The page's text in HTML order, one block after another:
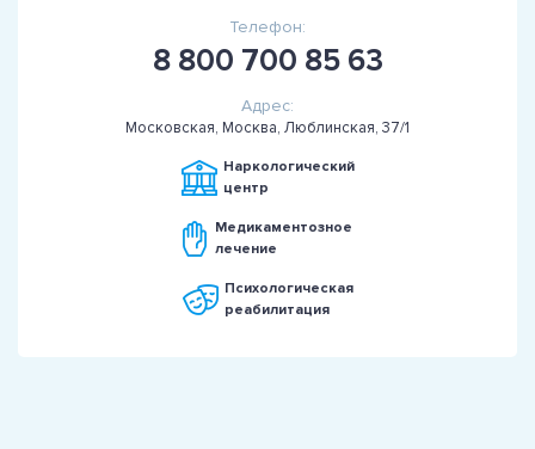
Телефон:
8 800 700 85 63
Адрес:
Московская, Москва, Люблинская, 37/1
Наркологический
центр
Медикаментозное
лечение
Психологическая
реабилитация